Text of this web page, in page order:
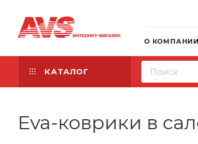
О КОМПАНИИ
КАТАЛОГ
Eva-коврики в